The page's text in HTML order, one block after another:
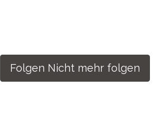
Im Newsroom suchen
Folgen Nicht mehr folgen